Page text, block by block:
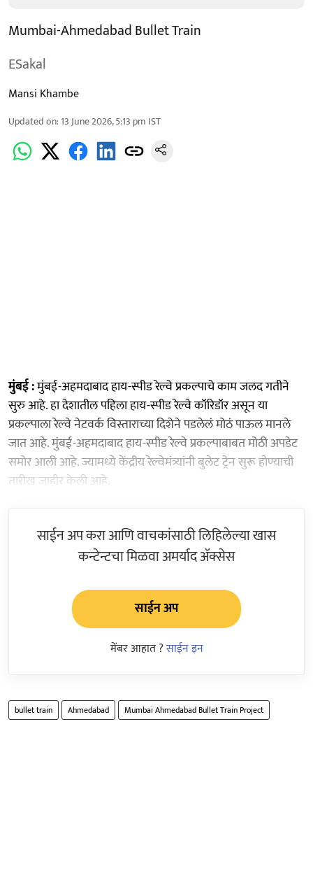
Mumbai-Ahmedabad Bullet Train
ESakal
Mansi Khambe
Updated on:13 June 2026, 5:13 pm IST
मुंबई :मुंबई-अहमदाबाद हाय-स्पीड रेल्वे प्रकल्पाचे काम जलद गतीने
सुरु आहे. हा देशातील पहिला हाय-स्पीड रेल्वे कॉरिडॉर असून या
प्रकल्पाला रेल्वे नेटवर्क विस्ताराच्या दिशेने पडलेलं मोठं पाऊल मानले
जात आहे. मुंबई-अहमदाबाद हाय-स्पीड रेल्वे प्रकल्पाबाबत मोठी अपडेट
समोर आली आहे. ज्यामध्ये केंद्रीय रेल्वेमंत्र्यांनी बुलेट ट्रेन सुरू होण्याची
तारीख जाहीर केली आहे.
साईन अप करा आणि वाचकांसाठी लिहिलेल्या खास
कन्टेन्टचा मिळवा अमर्याद ॲक्सेस
साईन अप
मेंबर आहात ?साईन इन
bullet train Ahmedabad Mumbai Ahmedabad Bullet Train Project